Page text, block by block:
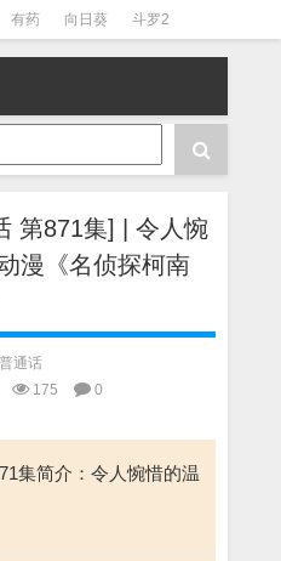
有药 向日葵 斗罗2
南 阴阳师 节目清单
第871集] | 令人惋
漫《名侦探柯南
通话
175 0
集简介：令人惋惜的温